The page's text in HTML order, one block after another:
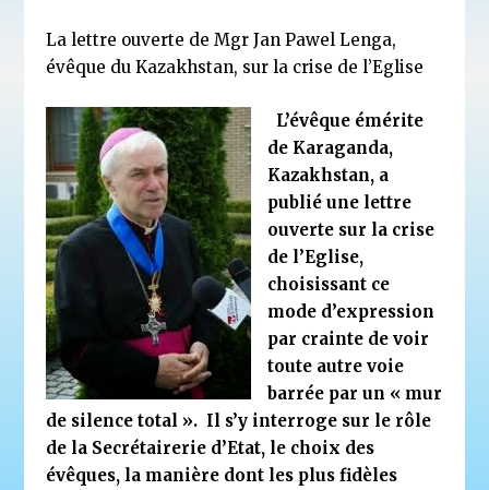
La lettre ouverte de Mgr Jan Pawel Lenga,
évêque du Kazakhstan, sur la crise de l’Eglise
L’évêque émérite
de Karaganda,
Kazakhstan, a
publié une lettre
ouverte sur la crise
de l’Eglise,
choisissant ce
mode d’expression
par crainte de voir
toute autre voie
barrée par un « mur
de silence total ». Il s’y interroge sur le rôle
de la Secrétairerie d’Etat, le choix des
évêques, la manière dont les plus fidèles